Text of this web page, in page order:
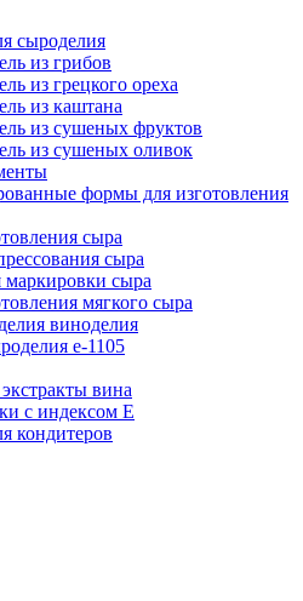
сыроделия
из грибов
из грецкого ореха
из каштана
из сушеных фруктов
из сушеных оливок
формы для изготовления
сыра
сыра
маркировки сыра
мягкого сыра
виноделия
e-1105
вина
с индексом Е
кондитеров